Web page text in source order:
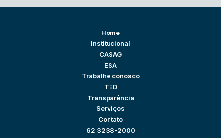
Home
Institucional
CASAG
ESA
Trabalhe conosco
TED
Transparência
Serviços
Contato
62 3238-2000